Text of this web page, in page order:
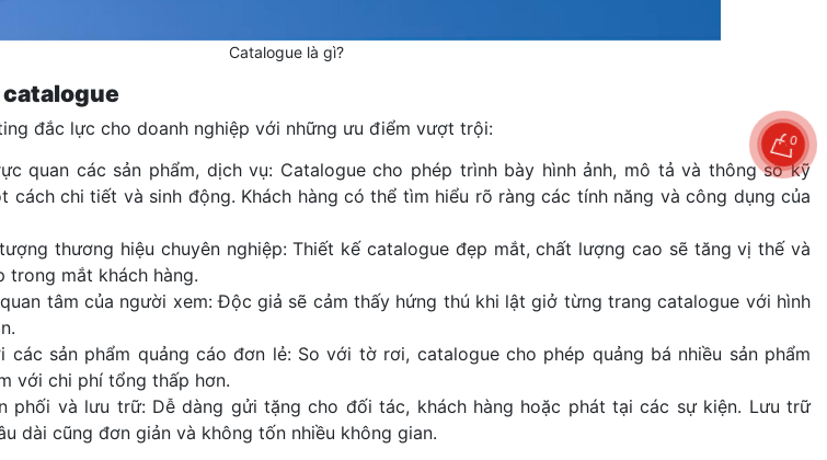
Catalogue là gì?
đắc lực cho doanh nghiệp với những ưu điểm vượt trội:
quan các sản phẩm, dịch vụ: Catalogue cho phép trình bày hình ảnh, mô tả và thông số kỹ
cách chi tiết và sinh động. Khách hàng có thể tìm hiểu rõ ràng các tính năng và công dụng của
thương hiệu chuyên nghiệp: Thiết kế catalogue đẹp mắt, chất lượng cao sẽ tăng vị thế và
trong mắt khách hàng.
tâm của người xem: Độc giả sẽ cảm thấy hứng thú khi lật giở từng trang catalogue với hình
các sản phẩm quảng cáo đơn lẻ: So với tờ rơi, catalogue cho phép quảng bá nhiều sản phẩm
với chi phí tổng thấp hơn.
phối và lưu trữ: Dễ dàng gửi tặng cho đối tác, khách hàng hoặc phát tại các sự kiện. Lưu trữ
dài cũng đơn giản và không tốn nhiều không gian.
0